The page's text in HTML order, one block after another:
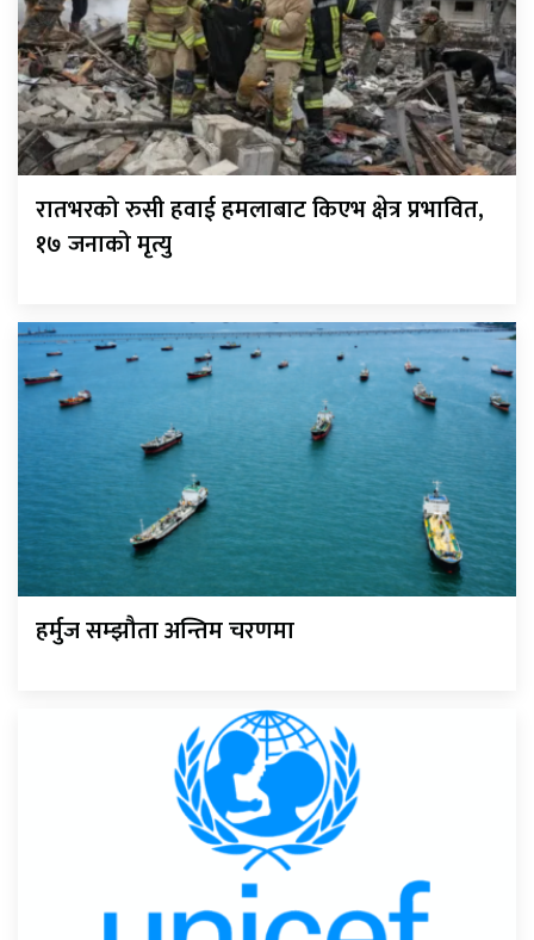
रातभरको रुसी हवाई हमलाबाट किएभ क्षेत्र प्रभावित,
१७ जनाको मृत्यु
हर्मुज सम्झौता अन्तिम चरणमा